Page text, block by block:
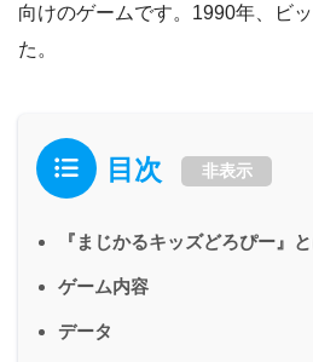
向けのゲームです。1990年、ビ
た。
目次 非表示
『まじかるキッズどろぴー』
ゲーム内容
データ